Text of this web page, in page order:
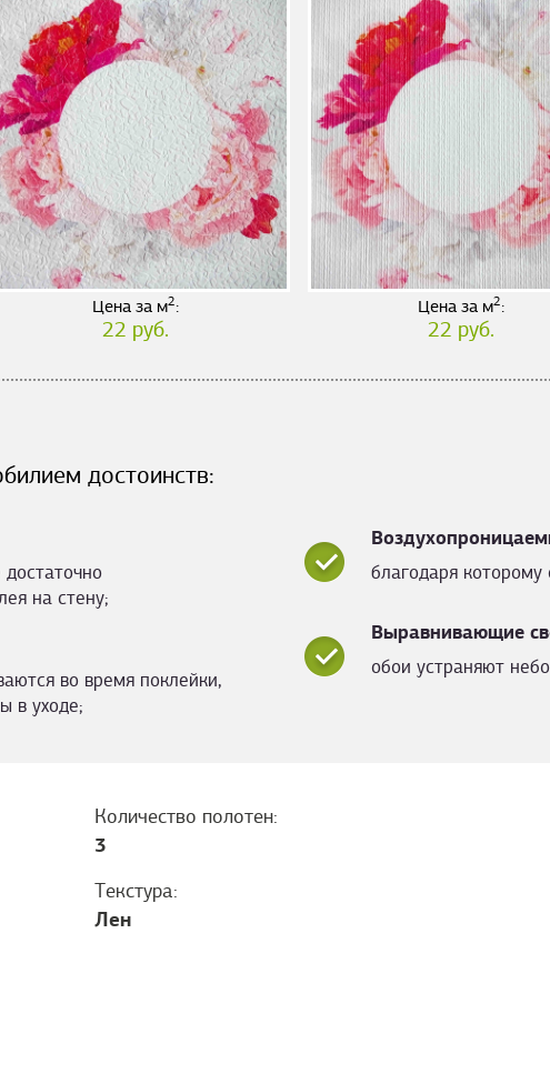
Цена за м2:
22 руб.
Цена за м2:
22 руб.
достоинств:
на стену;
благодаря
Выравнивающие
обои устраняют
во время поклейки,
в уходе;
Количество полотен:
3
Текстура:
Лен